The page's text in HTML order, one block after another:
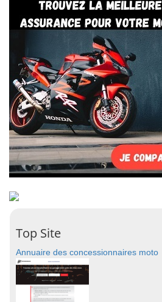
Top Site
Annuaire des concessionnaires moto